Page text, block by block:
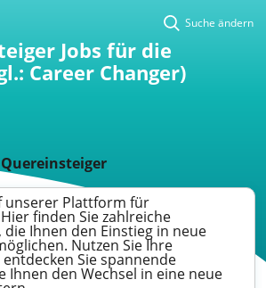
Suche ändern
Jobs für die
Career Changer)
Quereinsteiger
unserer Plattform für
finden Sie zahlreiche
die Ihnen den Einstieg in neue
Nutzen Sie Ihre
Sie spannende
Ihnen den Wechsel in eine neue